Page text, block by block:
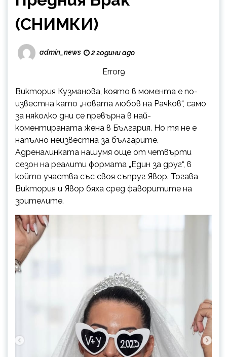
(СНИМКИ)
admin_news 2 години ago
Error9
Виктория Кузманова, която в момента е по-
известна като „новата любов на Рачков“, само
за няколко дни се превърна в най-
коментираната жена в България. Но тя не е
напълно неизвестна за българите.
Адреналинката нашумя още от четвърти
сезон на реалити формата „Един за друг“, в
който участва със своя съпруг Явор. Тогава
Виктория и Явор бяха сред фаворитите на
зрителите.